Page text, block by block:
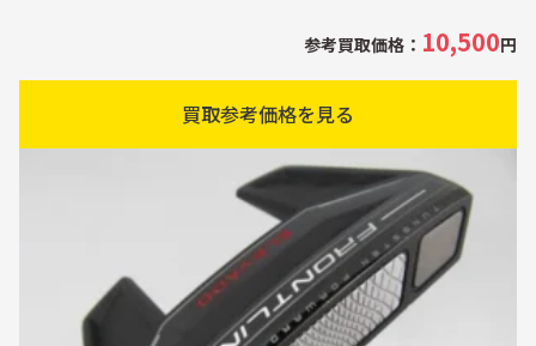
参考買取価格： 10,500円
買取参考価格を見る